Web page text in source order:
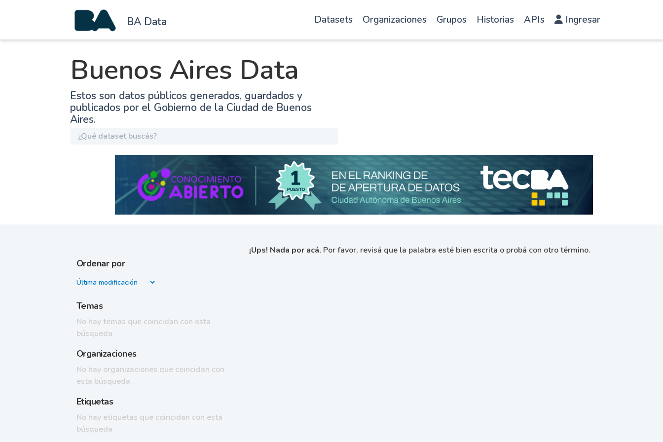
BA Data Datasets Organizaciones Grupos Historias APIs Ingresar
Buenos Aires Data
Estos son datos públicos generados, guardados y
publicados por el Gobierno de la Ciudad de Buenos
Aires.
Ordenar por
Temas
No hay temas que coincidan con esta
búsqueda
Organizaciones
No hay organizaciones que coincidan con
esta búsqueda
Etiquetas
No hay etiquetas que coincidan con esta
búsqueda
¡Ups! Nada por acá. Por favor, revisá que la palabra esté bien escrita o probá con otro término.